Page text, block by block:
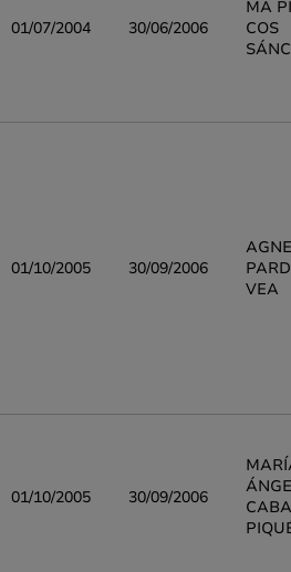
01/07/2004 30/06/2006
MA
COS
01/10/2005 30/09/2006
VEA
01/10/2005 30/09/2006